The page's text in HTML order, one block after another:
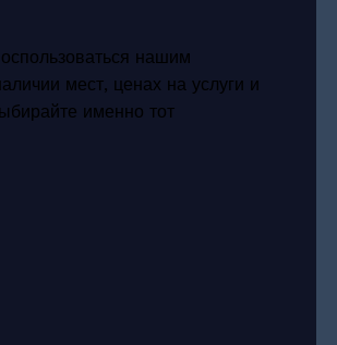
нашим
мест, ценах на услуги и
именно тот